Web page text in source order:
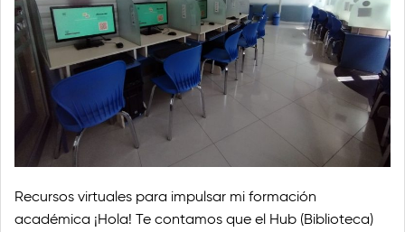
Recursos virtuales para impulsar mi formación
académica ¡Hola! Te contamos que el Hub (Biblioteca)